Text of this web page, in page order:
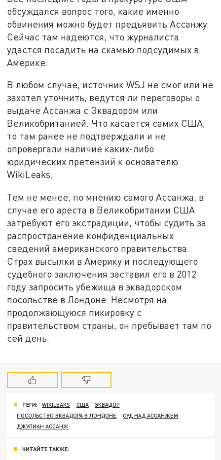
обсуждался вопрос того, какие именно
обвинения можно будет предъявить Ассанжу.
Сейчас там надеются, что журналиста
удастся посадить на скамью подсудимых в
Америке.
В любом случае, источник WSJ не смог или не
захотел уточнить, ведутся ли переговоры о
выдаче Ассанжа с Эквадором или
Великобританией. Что касается самих США,
то там ранее не подтверждали и не
опровергали наличие каких-либо
юридических претензий к основателю
WikiLeaks.
Тем не менее, по мнению самого Ассанжа, в
случае его ареста в Великобритании США
затребуют его экстрадиции, чтобы судить за
распространение конфиденциальных
сведений американского правительства.
Страх высылки в Америку и последующего
судебного заключения заставил его в 2012
году запросить убежища в эквадорском
посольстве в Лондоне. Несмотря на
продолжающуюся пикировку с
правительством страны, он пребывает там по
сей день.
ТЕГИ: WIKILEAKS США
ЭКВАДОР
ПОСОЛЬСТВО ЭКВАДОРА В ЛОНДОНЕ
СУД НАД АССАНЖЕМ
ДЖУЛИАН АССАНЖ
ЧИТАЙТЕ ТАКЖЕ: